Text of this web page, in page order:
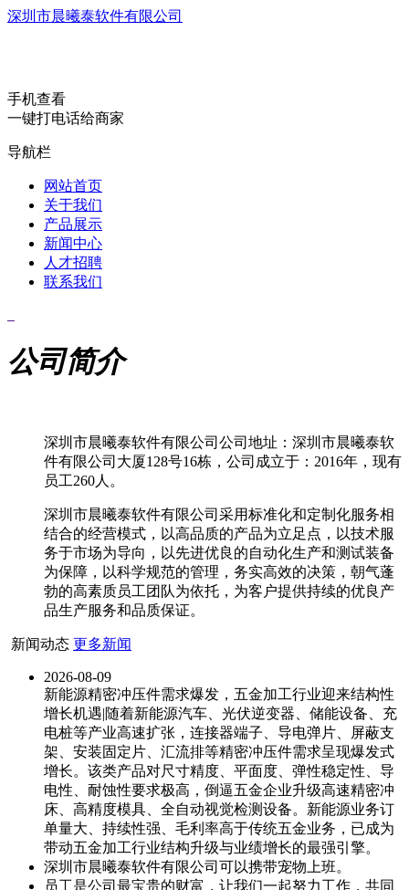
深圳市晨曦泰软件有限公司
手机查看
一键打电话给商家
导航栏
网站首页
关于我们
产品展示
新闻中心
人才招聘
联系我们
公司简介
深圳市晨曦泰软件有限公司公司地址：深圳市晨曦泰软
件有限公司大厦128号16栋，公司成立于：2016年，现有
员工260人。
深圳市晨曦泰软件有限公司采用标准化和定制化服务相
结合的经营模式，以高品质的产品为立足点，以技术服
务于市场为导向，以先进优良的自动化生产和测试装备
为保障，以科学规范的管理，务实高效的决策，朝气蓬
勃的高素质员工团队为依托，为客户提供持续的优良产
品生产服务和品质保证。
新闻动态 更多新闻
2026-08-09
新能源精密冲压件需求爆发，五金加工行业迎来结构性
增长机遇|随着新能源汽车、光伏逆变器、储能设备、充
电桩等产业高速扩张，连接器端子、导电弹片、屏蔽支
架、安装固定片、汇流排等精密冲压件需求呈现爆发式
增长。该类产品对尺寸精度、平面度、弹性稳定性、导
电性、耐蚀性要求极高，倒逼五金企业升级高速精密冲
床、高精度模具、全自动视觉检测设备。新能源业务订
单量大、持续性强、毛利率高于传统五金业务，已成为
带动五金加工行业结构升级与业绩增长的最强引擎。
深圳市晨曦泰软件有限公司可以携带宠物上班。
员工是公司最宝贵的财富，让我们一起努力工作，共同